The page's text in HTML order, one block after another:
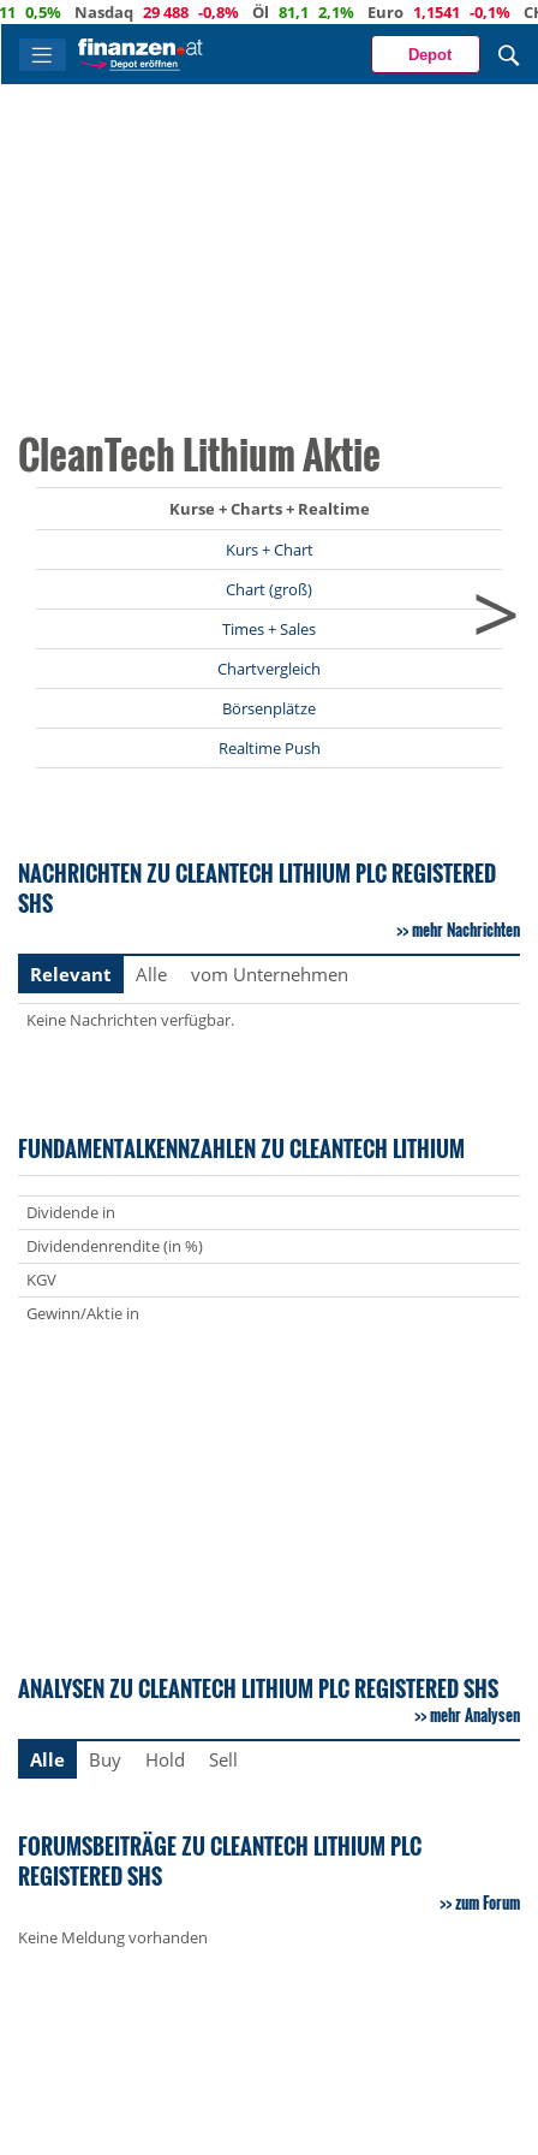
Nasdaq 29 488 -0,8% Öl 81,1 2,1% Euro 1,1541 -0,1% CHF
Depot
CleanTech Lithium Aktie
Kurse + Charts + Realtime
Kurs + Chart
Chart (groß)
Times + Sales
Chartvergleich
Börsenplätze
Realtime Push
>
NACHRICHTEN ZU CLEANTECH LITHIUM PLC REGISTERED
SHS
mehr Nachrichten
Relevant
Alle vom Unternehmen
Keine Nachrichten verfügbar.
FUNDAMENTALKENNZAHLEN ZU CLEANTECH LITHIUM
Dividende in
Dividendenrendite (in %)
KGV
Gewinn/Aktie in
ANALYSEN ZU CLEANTECH LITHIUM PLC REGISTERED SHS
mehr Analysen
Alle
Buy Hold Sell
FORUMSBEITRÄGE ZU CLEANTECH LITHIUM PLC
REGISTERED SHS
zum Forum
Keine Meldung vorhanden